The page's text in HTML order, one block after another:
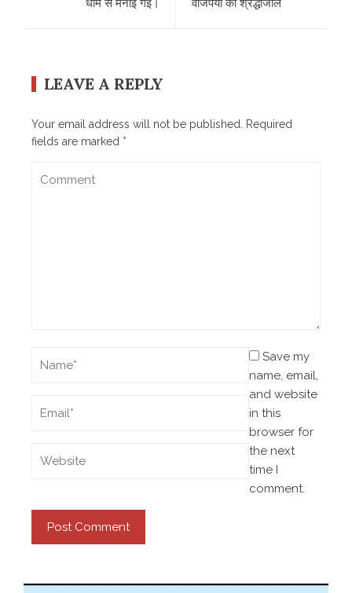
धाम से मनाई गई। वाजपेयी को श्रद्धांजलि
LEAVE A REPLY
Your email address will not be published.
Required
fields are marked *
Save my
name, email,
and website
in this
browser for
the next
time I
comment.